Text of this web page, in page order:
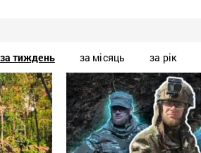
за тиждень за місяць за рік